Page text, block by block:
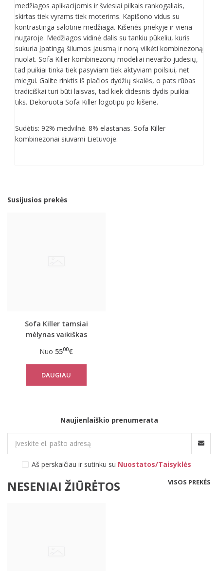
medžiagos aplikacijomis ir šviesiai pilkais rankogaliais,
skirtas tiek vyrams tiek moterims. Kapišono vidus su
kontrastinga salotine medžiaga. Kišenės priekyje ir viena
nugaroje. Medžiagos vidinė dalis su tankiu pūkeliu, kuris
sukuria įpatingą šilumos jausmą ir norą vilkėti kombinezoną
nuolat. Sofa Killer kombinezonų modeliai nevaržo judesių,
tad puikiai tinka tiek pasyviam tiek aktyviam poilsiui, net
miegui. Galite rinktis iš plačios dydžių skalės, o pats rūbas
tradiciškai turi būti laisvas, tad kiek didesnis dydis puikiai
tiks. Dekoruota Sofa Killer logotipu po kišene.
Sudėtis: 92% medvilnė. 8% elastanas. Sofa Killer
kombinezonai siuvami Lietuvoje.
Susijusios prekės
Sofa Killer tamsiai
mėlynas vaikiškas
Nuo 5500€
DAUGIAU
Naujienlaiškio prenumerata
Aš perskaičiau ir sutinku su Nuostatos/Taisyklės
NESENIAI ŽIŪRĖTOS VISOS PREKĖS